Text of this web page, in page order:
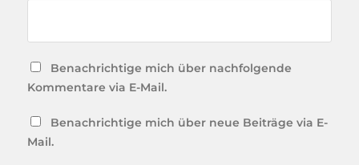
Benachrichtige mich über nachfolgende
Kommentare via E-Mail.
Benachrichtige mich über neue Beiträge via E-
Mail.